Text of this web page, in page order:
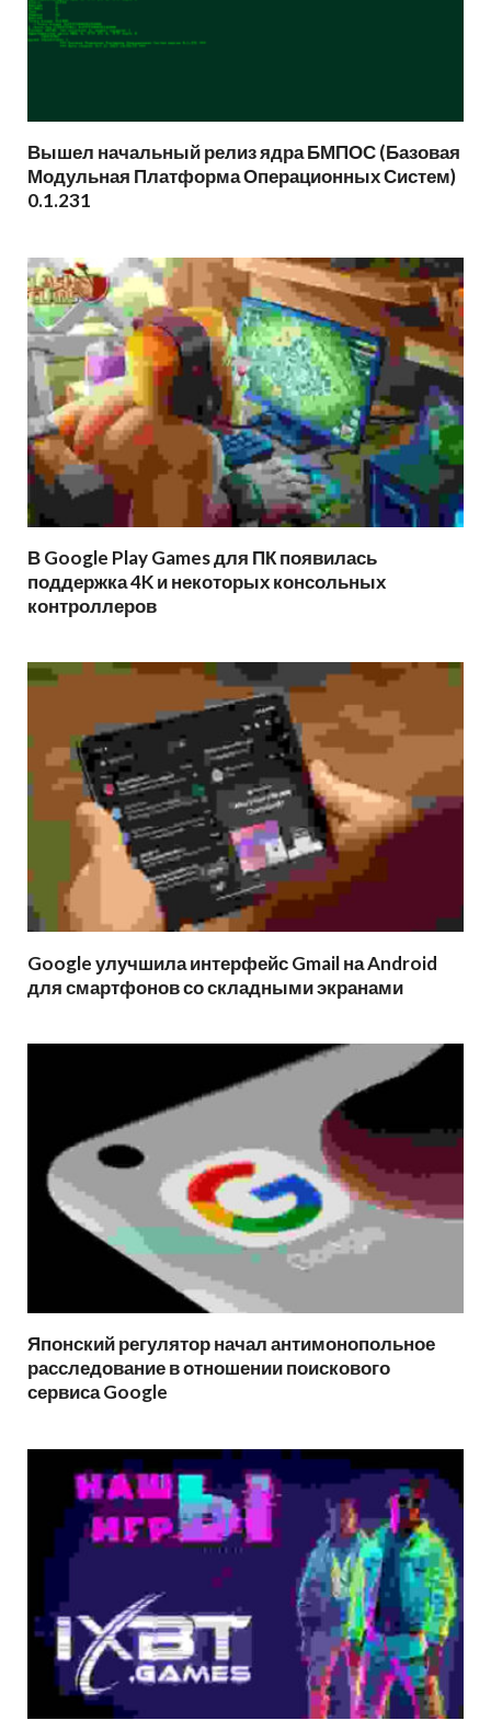
Вышел начальный релиз ядра БМПОС (Базовая
Модульная Платформа Операционных Систем)
0.1.231
В Google Play Games для ПК появилась
поддержка 4K и некоторых консольных
контроллеров
Google улучшила интерфейс Gmail на Android
для смартфонов со складными экранами
Японский регулятор начал антимонопольное
расследование в отношении поискового
сервиса Google